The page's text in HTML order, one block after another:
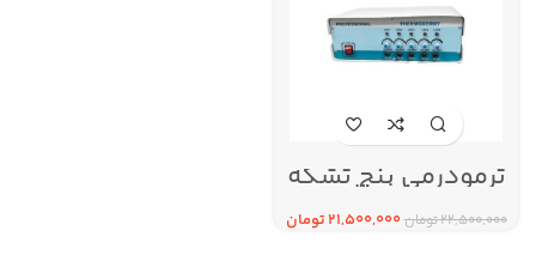
ترمودرمی پنج تشکه
پروفشنال
22,500,000تومان21,500,000تومان